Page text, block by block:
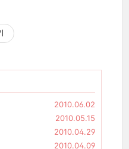
2010.06.02
2010.05.15
2010.04.29
2010.04.09